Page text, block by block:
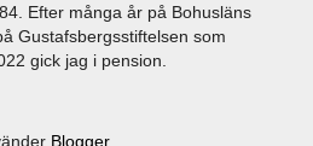
Efter många år på Bohusläns
Gustafsbergsstiftelsen som
gick jag i pension.
Blogger.